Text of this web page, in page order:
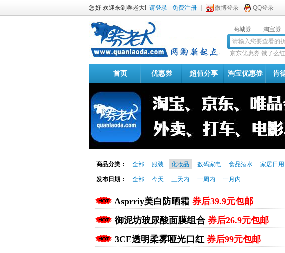
您好 欢迎来到券老大! 请登录 免费注册 微博登录 QQ登录
商城券 淘宝券
京东优惠券 饿了么
首页 优惠券 超值分享 淘宝优惠券 肯
商品分类： 全部 服装 化妆品 数码家电 食品酒水 家居日用
发布日期： 全部 今天 三天内 一周内 一月内
Asprriy美白防晒霜 券后39.9元包邮
御泥坊玻尿酸面膜组合 券后26.9元包邮
3CE透明柔雾哑光口红 券后99元包邮